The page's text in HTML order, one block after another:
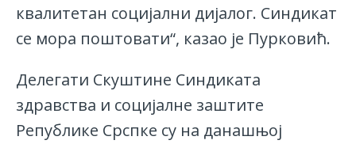
квалитетан социјални дијалог. Синдикат
се мора поштовати“, казао је Пурковић.
Делегати Скуштине Синдиката
здравства и социјалне заштите
Републике Срспке су на данашњoј